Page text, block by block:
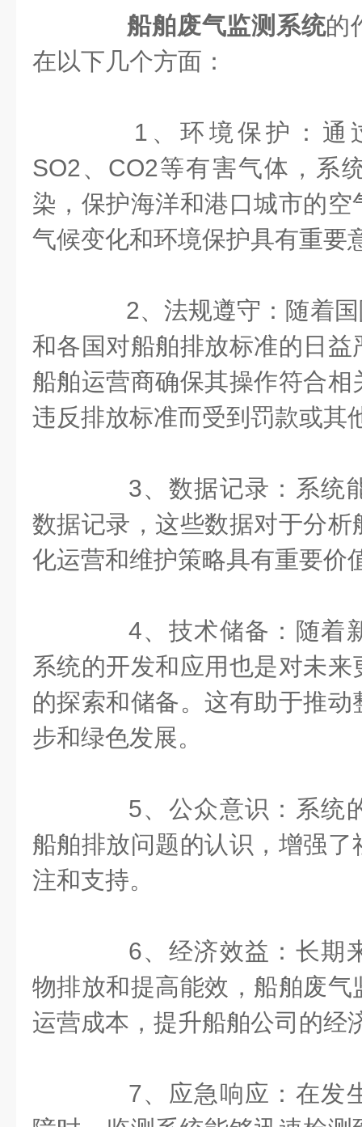
船舶废气监测系统的
在以下几个方面：
1、环境保护：通
SO2、CO2等有害气体，系
染，保护海洋和港口城市的
气候变化和环境保护具有重要
2、法规遵守：随着国
和各国对船舶排放标准的日
船舶运营商确保其操作符合
违反排放标准而受到罚款或其
3、数据记录：系统
数据记录，这些数据对于分
化运营和维护策略具有重要价
4、技术储备：随着
系统的开发和应用也是对未
的探索和储备。这有助于推
步和绿色发展。
5、公众意识：系统
船舶排放问题的认识，增强
注和支持。
6、经济效益：长期
物排放和提高能效，船舶废
运营成本，提升船舶公司的经
7、应急响应：在发